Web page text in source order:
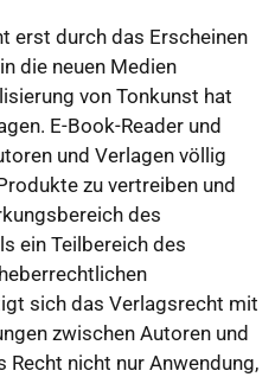
erst durch das Erscheinen
die neuen Medien
von Tonkunst hat
E-Book-Reader und
und Verlagen völlig
zu vertreiben und
des
ein Teilbereich des
sich das Verlagsrecht mit
zwischen Autoren und
Recht nicht nur Anwendung,